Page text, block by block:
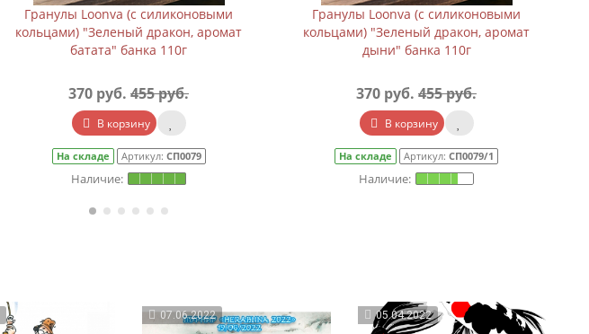
Гранулы Loonva (с силиконовыми
кольцами) "Зеленый дракон, аромат
батата" банка 110г
370 руб. 455 руб.
В корзину
На складе Артикул: СП0079
Гранулы Loonva (с силиконовыми
кольцами) "Зеленый дракон, аромат
дыни" банка 110г
370 руб. 455 руб.
В корзину
На складе Артикул: СП0079/1
07.06.2022 05.04.2022